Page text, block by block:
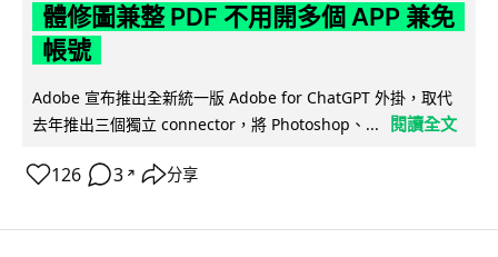
體修圖兼整 PDF 不用開多個 APP 兼免
帳號
Adobe 宣布推出全新統一版 Adobe for ChatGPT 外掛，取代
去年推出三個獨立 connector，將 Photoshop、...
閱讀全文
126 3 ↗ 分享